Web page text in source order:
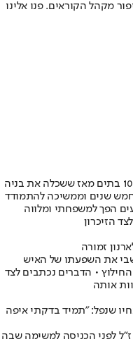
מקהל הקוראים. פנו אלינו
שנים וממשיכה להתמודד
הפך למשפחתי ומלווה
הזיכרון
זמורה
את השפעתו של האיש
• הדברים נכתבים לצד
אותה
שנפל: "תמיד בדקתי איפה
לפני הכניסה למשימה שבה